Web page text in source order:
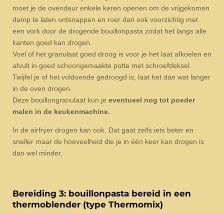
moet je de ovendeur enkele keren openen om de vrijgekomen
damp te laten ontsnappen en roer dan ook voorzichtig met
een vork door de drogende bouillonpasta zodat het langs alle
kanten goed kan drogen.
Voel of het granulaat goed droog is voor je het laat afkoelen en
afvult in goed schoongemaakte potte met schroefdeksel.
Twijfel je of het voldoende gedroogd is, laat het dan wat langer
in de oven drogen.
Deze bouillongranulaat kun je eventueel nog tot poeder
malen in de keukenmachine.
In de airfryer drogen kan ook. Dat gaat zelfs iets beter en
sneller maar de hoeveelheid die je in één keer kan drogen is
dan wel minder.
Bereiding 3: bouillonpasta bereid in een
thermoblender (type Thermomix)